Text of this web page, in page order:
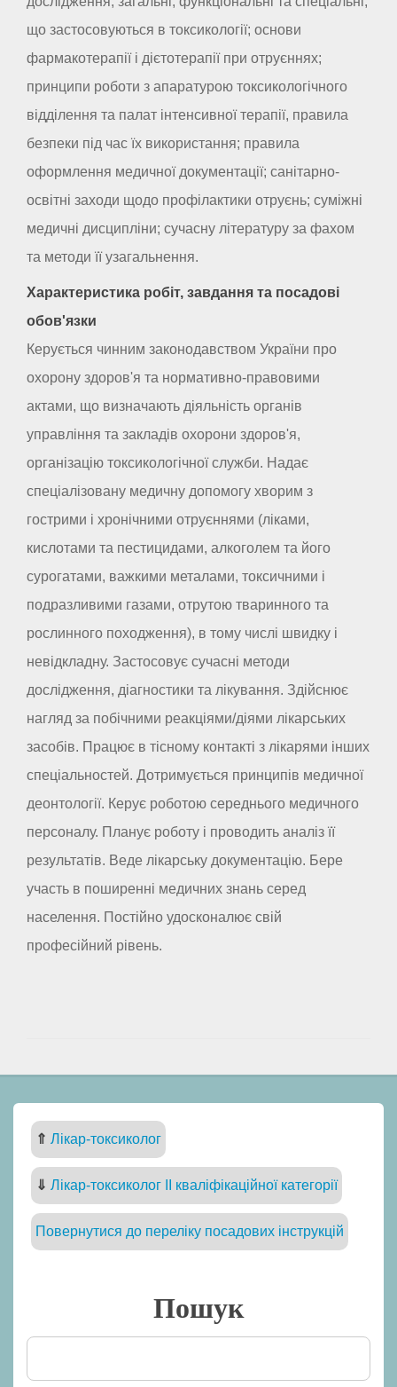
що застосовуються в токсикології; основи
фармакотерапії і дієтотерапії при отруєннях;
принципи роботи з апаратурою токсикологічного
відділення та палат інтенсивної терапії, правила
безпеки під час їх використання; правила
оформлення медичної документації; санітарно-
освітні заходи щодо профілактики отруєнь; суміжні
медичні дисципліни; сучасну літературу за фахом
та методи її узагальнення.
Характеристика робіт, завдання та посадові
обов'язки
Керується чинним законодавством України про
охорону здоров'я та нормативно-правовими
актами, що визначають діяльність органів
управління та закладів охорони здоров'я,
організацію токсикологічної служби. Надає
спеціалізовану медичну допомогу хворим з
гострими і хронічними отруєннями (ліками,
кислотами та пестицидами, алкоголем та його
сурогатами, важкими металами, токсичними і
подразливими газами, отрутою тваринного та
рослинного походження), в тому числі швидку і
невідкладну. Застосовує сучасні методи
дослідження, діагностики та лікування. Здійснює
нагляд за побічними реакціями/діями лікарських
засобів. Працює в тісному контакті з лікарями інших
спеціальностей. Дотримується принципів медичної
деонтології. Керує роботою середнього медичного
персоналу. Планує роботу і проводить аналіз її
результатів. Веде лікарську документацію. Бере
участь в поширенні медичних знань серед
населення. Постійно удосконалює свій
професійний рівень.
⇑ Лікар-токсиколог
⇓ Лікар-токсиколог II кваліфікаційної категорії
Повернутися до переліку посадових інструкцій
Пошук